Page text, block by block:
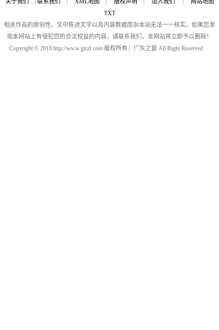
关于我们 联系我们 XML地图 版权声明 加入我们
网站地图
TXT
相关作品的原创性、文中陈述文字以及内容数据庞杂本站无法一一核实，如果您发
现本网站上有侵犯您的合法权益的内容，请联系我们，本网站将立即予以删除！
Copyright © 2019 http://www.gtrzf.com 版权所有：广东之窗 All Right Reserved.